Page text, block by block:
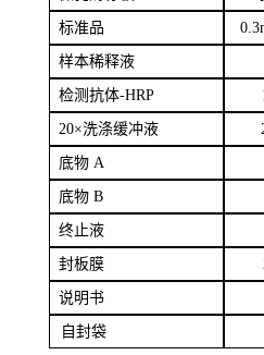
标准品 0
样本稀释液
检测抗体-HRP
20×洗涤缓冲液
底物A
底物B
终止液
封板膜
说明书
自封袋